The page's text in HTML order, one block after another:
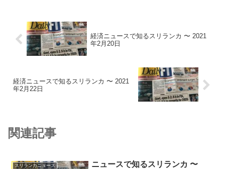
経済ニュースで知るスリランカ 〜 2021
年2月20日
経済ニュースで知るスリランカ 〜 2021
年2月22日
関連記事
スリランカニュース
ニュースで知るスリランカ 〜